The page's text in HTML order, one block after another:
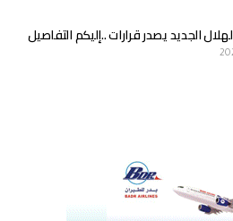
الجديد يصدر قرارات ..إليكم التفاصيل